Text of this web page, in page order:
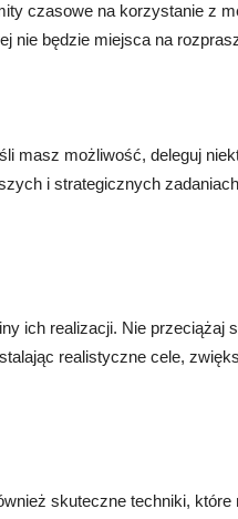
czasowe na korzystanie z
nie będzie miejsca na
masz możliwość, deleguj
i strategicznych
ich realizacji. Nie przeciążaj
realistyczne cele,
skuteczne techniki,